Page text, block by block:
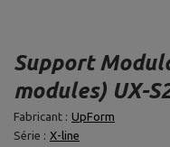
Support
modules) UX-
Fabricant : UpForm
Série : X-line